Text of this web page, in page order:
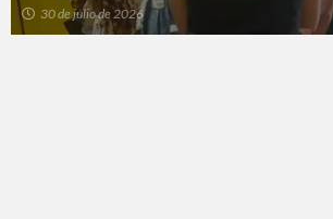
30 de julio de 2026